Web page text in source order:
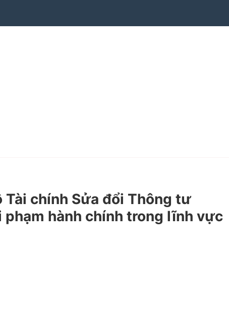
chính Sửa đổi Thông tư
hành chính trong lĩnh vực